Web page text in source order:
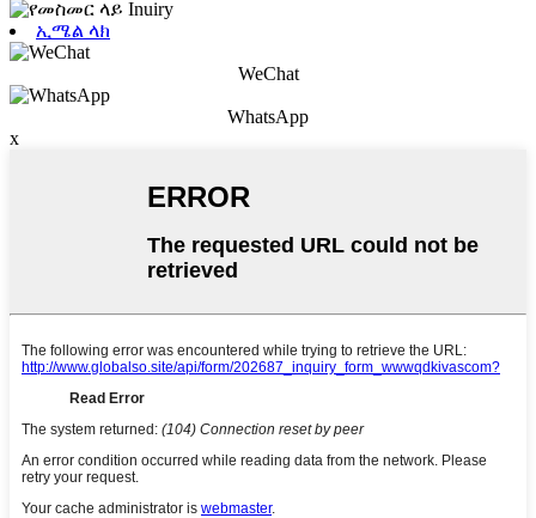
ኢሜል ላክ
WeChat
WhatsApp
x